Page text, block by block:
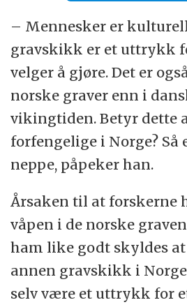
– Mennesker er
gravskikk er et uttrykk
velger å gjøre. Det er
norske graver enn i
vikingtiden. Betyr dette
forfengelige i Norge? Så
neppe, påpeker han.
Årsaken til at forskerne
våpen i de norske
ham like godt skyldes at
annen gravskikk i
selv være et uttrykk for